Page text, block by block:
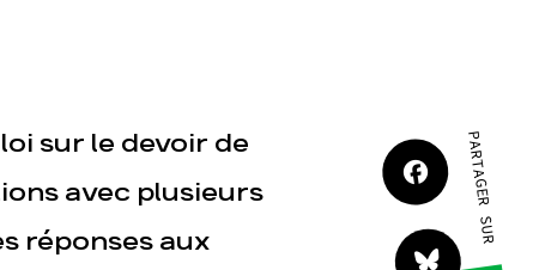
sur le devoir de
avec plusieurs
réponses aux
PARTAGER SUR